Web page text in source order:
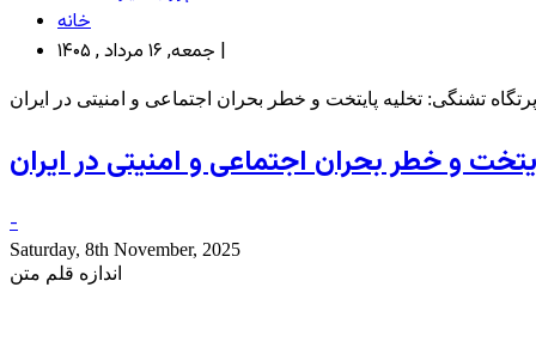
خانه
جمعه, ۱۶ مرداد , ۱۴۰۵ |
تشنگی: تخلیه پایتخت و خطر بحران اجتماعی و امنیتی در ایران
و خطر بحران اجتماعی و امنیتی در ایران
-
Saturday, 8th November, 2025
اندازه قلم متن